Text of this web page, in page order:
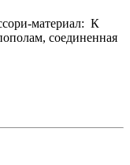
материал: К
соединенная